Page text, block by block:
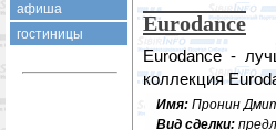
афиша
гостиницы
Eurodance
Eurodance -
коллекция
Имя: Пронин
Вид сделки: